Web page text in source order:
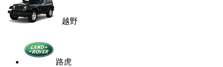
越野
路虎